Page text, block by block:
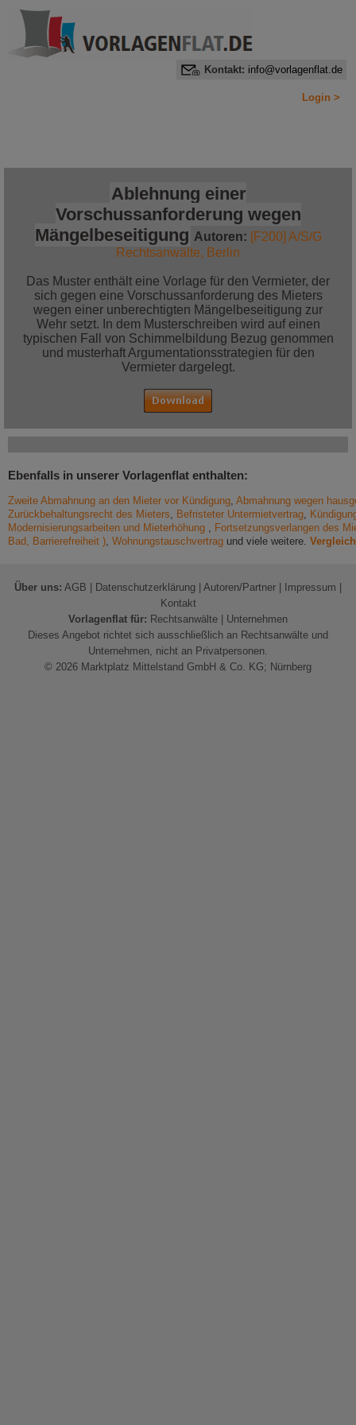
Kontakt: info@vorlagenflat.de
Login >
Ablehnung einer
Vorschussanforderung wegen
Mängelbeseitigung Autoren: [F200] A/S/G
Rechtsanwälte, Berlin
Das Muster enthält eine Vorlage für den Vermieter, der
sich gegen eine Vorschussanforderung des Mieters
wegen einer unberechtigten Mängelbeseitigung zur
Wehr setzt. In dem Musterschreiben wird auf einen
typischen Fall von Schimmelbildung Bezug genommen
und musterhaft Argumentationsstrategien für den
Vermieter dargelegt.
Ebenfalls in unserer Vorlagenflat enthalten:
Zweite Abmahnung an den Mieter vor Kündigung, Abmahnung wegen
Zurückbehaltungsrecht des Mieters, Befristeter Untermietvertrag,
Modernisierungsarbeiten und Mieterhöhung , Fortsetzungsverlangen des
Bad, Barrierefreiheit ), Wohnungstauschvertrag und viele weitere.
Über uns: AGB Datenschutzerklärung Autoren/Partner Impressum
Kontakt
Vorlagenflat für: Rechtsanwälte
Unternehmen
Dieses Angebot richtet sich ausschließlich an Rechtsanwälte und
Unternehmen, nicht an Privatpersonen.
© 2026 Marktplatz Mittelstand GmbH & Co. KG; Nürnberg